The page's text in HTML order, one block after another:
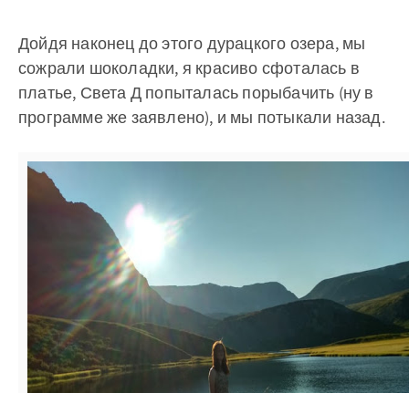
Дойдя наконец до этого дурацкого озера, мы
сожрали шоколадки, я красиво сфоталась в
платье, Света Д попыталась порыбачить (ну в
программе же заявлено), и мы потыкали назад.